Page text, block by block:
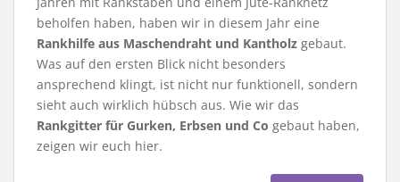
beholfen haben, haben wir in diesem Jahr eine
Rankhilfe aus Maschendraht und Kantholz gebaut.
Was auf den ersten Blick nicht besonders
ansprechend klingt, ist nicht nur funktionell, sondern
sieht auch wirklich hübsch aus. Wie wir das
Rankgitter für Gurken, Erbsen und Co gebaut haben,
zeigen wir euch hier.